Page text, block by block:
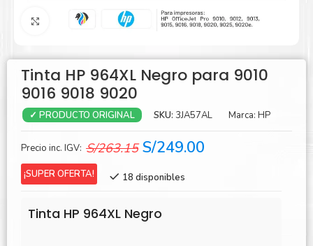
Agrandar
Tinta HP 964XL Negro para 9010
9016 9018 9020
✓ PRODUCTO ORIGINAL SKU: 3JA57AL Marca: HP
Precio inc. IGV: S/263.15 El
original
S/263.15.
S/249.00
¡SUPER OFERTA! 18 disponibles
Tinta HP 964XL Negro